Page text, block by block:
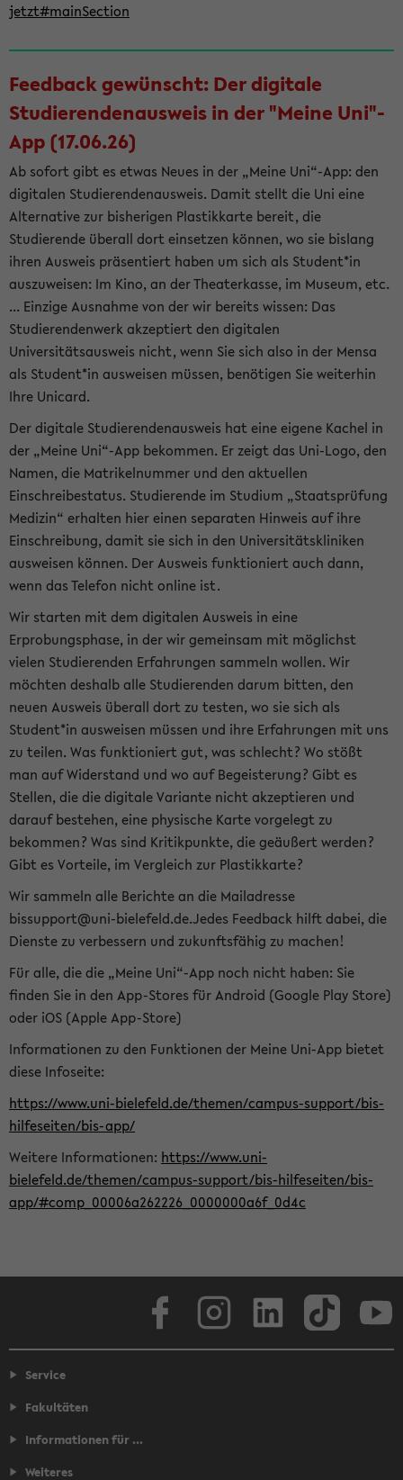
jetzt#mainSection
Feedback gewünscht: Der digitale
Studierendenausweis in der "Meine Uni"-
App (17.06.26)
Ab sofort gibt es etwas Neues in der „Meine Uni“-App: den
digitalen Studierendenausweis. Damit stellt die Uni eine
Alternative zur bisherigen Plastikkarte bereit, die
Studierende überall dort einsetzen können, wo sie bislang
ihren Ausweis präsentiert haben um sich als Student*in
auszuweisen: Im Kino, an der Theaterkasse, im Museum, etc.
... Einzige Ausnahme von der wir bereits wissen: Das
Studierendenwerk akzeptiert den digitalen
Universitätsausweis nicht, wenn Sie sich also in der Mensa
als Student*in ausweisen müssen, benötigen Sie weiterhin
Ihre Unicard.
Der digitale Studierendenausweis hat eine eigene Kachel in
der „Meine Uni“-App bekommen. Er zeigt das Uni-Logo, den
Namen, die Matrikelnummer und den aktuellen
Einschreibestatus. Studierende im Studium „Staatsprüfung
Medizin“ erhalten hier einen separaten Hinweis auf ihre
Einschreibung, damit sie sich in den Universitätskliniken
ausweisen können. Der Ausweis funktioniert auch dann,
wenn das Telefon nicht online ist.
Wir starten mit dem digitalen Ausweis in eine
Erprobungsphase, in der wir gemeinsam mit möglichst
vielen Studierenden Erfahrungen sammeln wollen. Wir
möchten deshalb alle Studierenden darum bitten, den
neuen Ausweis überall dort zu testen, wo sie sich als
Student*in ausweisen müssen und ihre Erfahrungen mit uns
zu teilen. Was funktioniert gut, was schlecht? Wo stößt
man auf Widerstand und wo auf Begeisterung? Gibt es
Stellen, die die digitale Variante nicht akzeptieren und
darauf bestehen, eine physische Karte vorgelegt zu
bekommen? Was sind Kritikpunkte, die geäußert werden?
Gibt es Vorteile, im Vergleich zur Plastikkarte?
Wir sammeln alle Berichte an die Mailadresse
bissupport@uni-bielefeld.de.Jedes Feedback hilft dabei, die
Dienste zu verbessern und zukunftsfähig zu machen!
Für alle, die die „Meine Uni“-App noch nicht haben: Sie
finden Sie in den App-Stores für Android (Google Play Store)
oder iOS (Apple App-Store)
Informationen zu den Funktionen der Meine Uni-App bietet
diese Infoseite:
https://www.uni-bielefeld.de/themen/campus-support/bis-
hilfeseiten/bis-app/
Weitere Informationen: https://www.uni-
bielefeld.de/themen/campus-support/bis-hilfeseiten/bis-
app/#comp_00006a262226_0000000a6f_0d4c
Service
Fakultäten
Informationen für ...
Weiteres